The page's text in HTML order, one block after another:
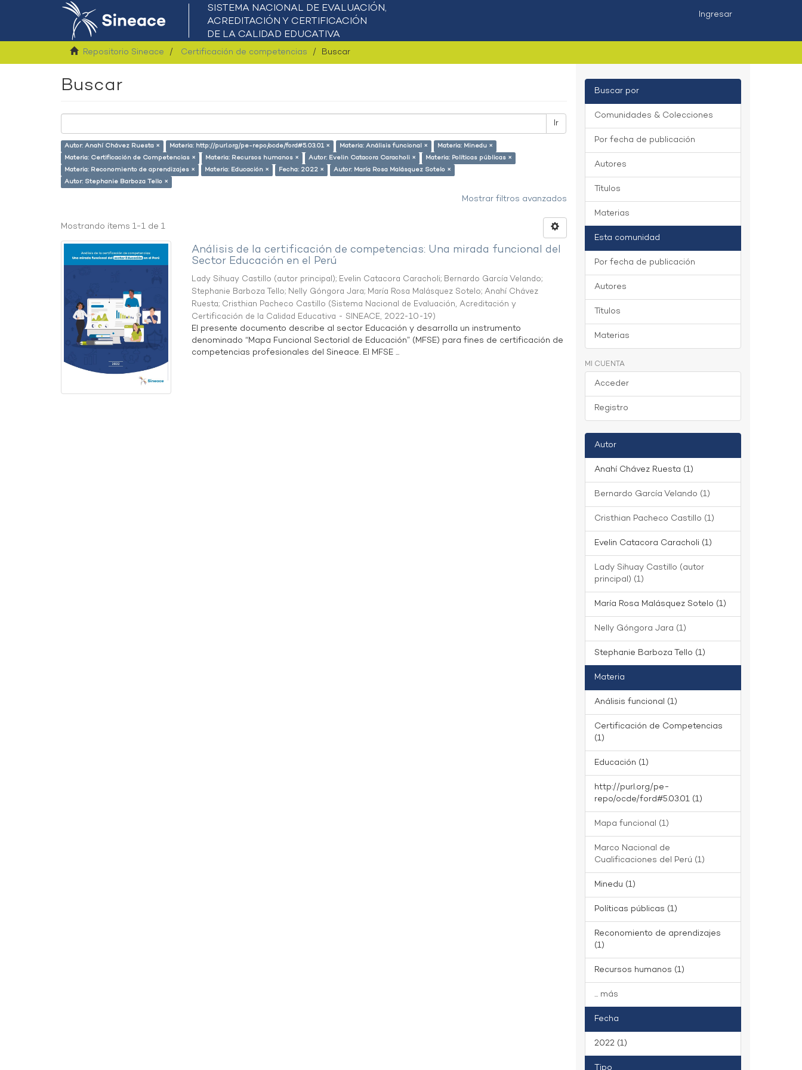
Ingresar
Repositorio Sineace Certificación de competencias Buscar
Buscar
Ir
Autor: Anahí Chávez Ruesta × Materia: http://purl.org/pe-repo/ocde/ford#5.03.01 × Materia: Análisis funcional ×
Materia: Minedu ×
Materia: Certificación de Competencias ×
Materia: Recursos humanos × Autor: Evelin Catacora Caracholi ×
Materia: Políticas públicas ×
Materia: Reconomiento de aprendizajes ×
Materia: Educación × Fecha: 2022 ×
Autor: María Rosa Malásquez Sotelo ×
Autor: Stephanie Barboza Tello ×
Mostrar filtros avanzados
Mostrando ítems 1-1 de 1
Análisis de la certificación de competencias: Una mirada funcional del
Sector Educación en el Perú
Lady Sihuay Castillo (autor principal); Evelin Catacora Caracholi; Bernardo García Velando;
Stephanie Barboza Tello; Nelly Góngora Jara; María Rosa Malásquez Sotelo;Anahí Chávez
Ruesta; Cristhian Pacheco Castillo (Sistema Nacional de Evaluación, Acreditación y
Certificación de la Calidad Educativa - SINEACE, 2022-10-19)
El presente documento describe al sector Educación y desarrolla un instrumento
denominado “Mapa Funcional Sectorial de Educación” (MFSE) para fines de certificación de
competencias profesionales del Sineace. El MFSE ...
Buscar por
Comunidades & Colecciones
Por fecha de publicación
Autores
Títulos
Materias
Esta comunidad
Por fecha de publicación
Autores
Títulos
Materias
MI CUENTA
Acceder
Registro
Autor
Anahí Chávez Ruesta (1)
Bernardo García Velando (1)
Cristhian Pacheco Castillo (1)
Evelin Catacora Caracholi (1)
Lady Sihuay Castillo (autor
principal) (1)
María Rosa Malásquez Sotelo (1)
Nelly Góngora Jara (1)
Stephanie Barboza Tello (1)
Materia
Análisis funcional (1)
Certificación de Competencias
(1)
Educación (1)
http://purl.org/pe-
repo/ocde/ford#5.03.01 (1)
Mapa funcional (1)
Marco Nacional de
Cualificaciones del Perú (1)
Minedu (1)
Políticas públicas (1)
Reconomiento de aprendizajes
(1)
Recursos humanos (1)
... más
Fecha
2022 (1)